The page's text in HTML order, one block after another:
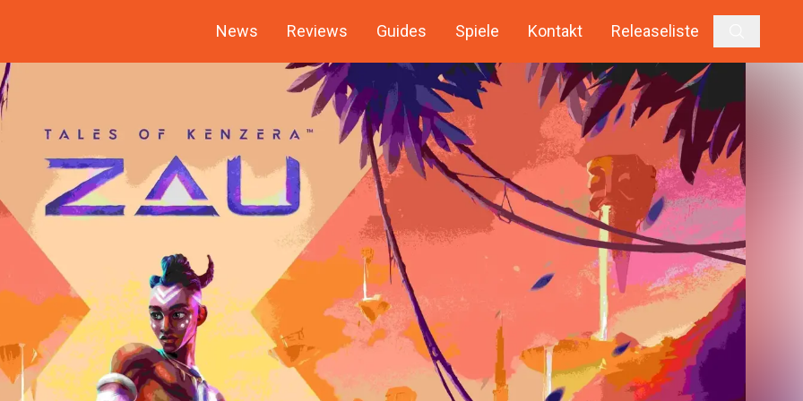
News Reviews Guides Spiele Kontakt Releaseliste